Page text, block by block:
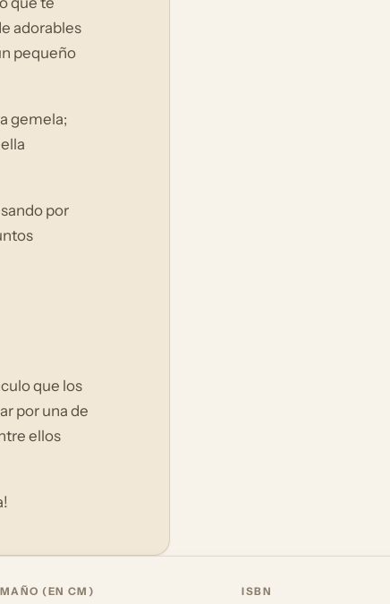
adorables
pequeño
gemela;
por
que los
por una de
ellos
(EN CM) ISBN